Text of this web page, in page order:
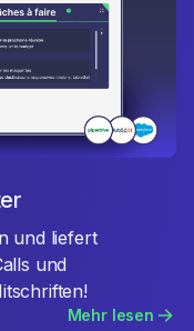
und liefert
und
Mehr lesen